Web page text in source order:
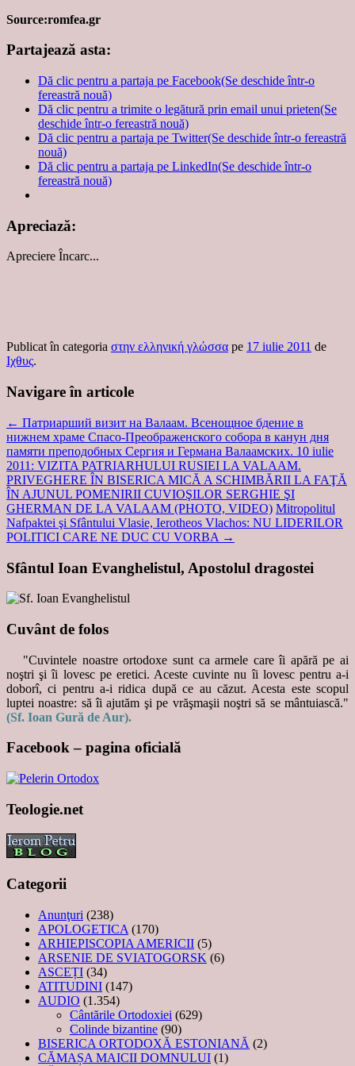
Source:romfea.gr
Partajează asta:
Dă clic pentru a partaja pe Facebook(Se deschide într-o
fereastră nouă)
Dă clic pentru a trimite o legătură prin email unui prieten(Se
deschide într-o fereastră nouă)
Dă clic pentru a partaja pe Twitter(Se deschide într-o fereastră
nouă)
Dă clic pentru a partaja pe LinkedIn(Se deschide într-o
fereastră nouă)
Apreciază:
Apreciere Încarc...
Publicat în categoria στην ελληνική γλώσσα pe 17 iulie 2011 de
Ιχθυς.
Navigare în articole
← Патриарший визит на Валаам. Всенощное бдение в
нижнем храме Спасо-Преображенского собора в канун дня
памяти преподобных Сергия и Германа Валаамских. 10 iulie
2011: VIZITA PATRIARHULUI RUSIEI LA VALAAM.
PRIVEGHERE ÎN BISERICA MICĂ A SCHIMBĂRII LA FAŢĂ
ÎN AJUNUL POMENIRII CUVIOŞILOR SERGHIE ŞI
GHERMAN DE LA VALAAM (PHOTO, VIDEO) Mitropolitul
Nafpaktei şi Sfântului Vlasie, Ierotheos Vlachos: NU LIDERILOR
POLITICI CARE NE DUC CU VORBA →
Sfântul Ioan Evanghelistul, Apostolul dragostei
Cuvânt de folos
"Cuvintele noastre ortodoxe sunt ca armele care îi apără pe ai
noştri şi îi lovesc pe eretici. Aceste cuvinte nu îi lovesc pentru a-i
doborî, ci pentru a-i ridica după ce au căzut. Acesta este scopul
luptei noastre: să îi ajutăm şi pe vrăşmaşii noştri să se mântuiască."
(Sf. Ioan Gură de Aur).
Facebook – pagina oficială
Teologie.net
Categorii
Anunţuri (238)
APOLOGETICA (170)
ARHIEPISCOPIA AMERICII (5)
ARSENIE DE SVIATOGORSK (6)
ASCEȚI (34)
ATITUDINI (147)
AUDIO (1.354)
Cântările Ortodoxiei (629)
Colinde bizantine (90)
BISERICA ORTODOXĂ ESTONIANĂ (2)
CĂMAȘA MAICII DOMNULUI (1)